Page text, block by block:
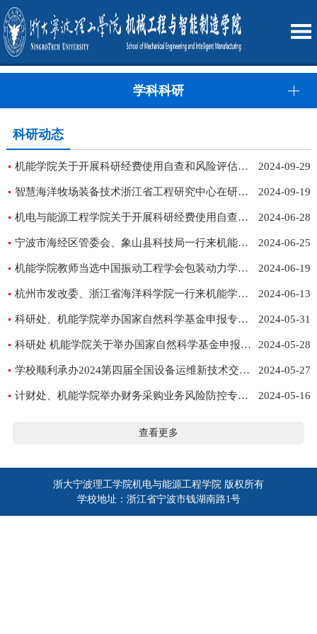
学科科研
科研动态
2024-09-29
机能学院关于开展科研经费使用自查和风险评估工作的通知（2024年第三季度）
2024-09-19
智慧海洋牧场装备技术浙江省工程研究中心在研究领域取得系列进展
2024-06-28
机电与能源工程学院关于开展科研经费使用自查和风险评估工作的通知
2024-06-25
宁波市海经区管委会、象山县科技局一行来机能学院调研交流
2024-06-19
机能学院教师当选中国振动工程学会包装动力学专业委员会副主任委员兼秘书长和常务委员
2024-06-13
杭州市发改委、浙江省海洋科学院一行来机能学院调研交流
2024-05-31
科研处、机能学院举办国家自然科学基金申报专题讲座
2024-05-28
科研处 机能学院关于举办国家自然科学基金申报专题讲座的通知
2024-05-27
学校顺利承办2024第四届全国设备运维新技术交流大会
2024-05-16
计财处、机能学院举办财务采购业务风险防控专题培训会
查看更多
浙大宁波理工学院机电与能源工程学院 版权所有
学校地址：浙江省宁波市钱湖南路1号